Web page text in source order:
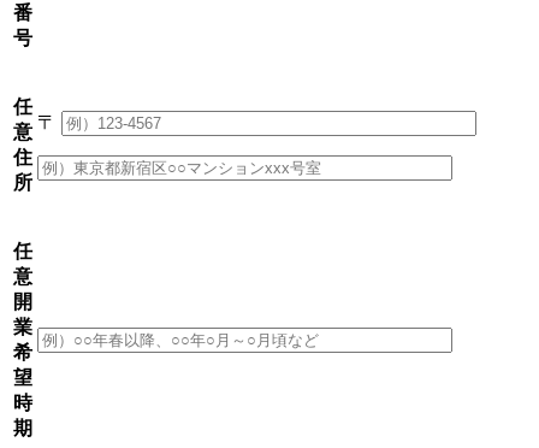
番
号
任
意
住
所
〒
任
意
開
業
希
望
時
期